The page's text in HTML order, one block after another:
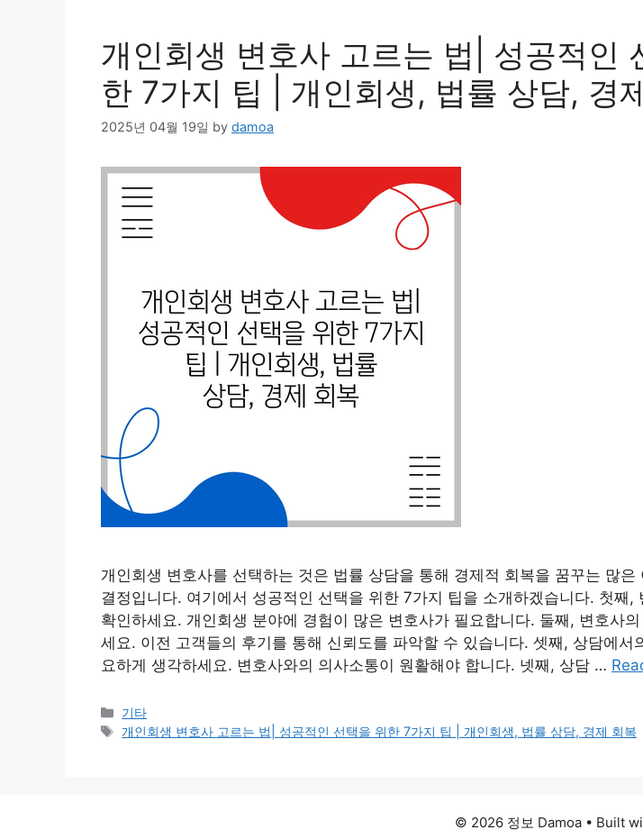
개인회생 변호사 고르는 법| 성공적인
한 7가지 팁 | 개인회생, 법률 상담, 경
2025년 04월 19일 by damoa
개인회생 변호사를 선택하는 것은 법률 상담을 통해 경제적 회복을 꿈꾸는 많은
결정입니다. 여기에서 성공적인 선택을 위한 7가지 팁을 소개하겠습니다. 첫째,
확인하세요. 개인회생 분야에 경험이 많은 변호사가 필요합니다. 둘째, 변호사
세요. 이전 고객들의 후기를 통해 신뢰도를 파악할 수 있습니다. 셋째, 상담에서
요하게 생각하세요. 변호사와의 의사소통이 원활해야 합니다. 넷째, 상담 …
Categories
기타
Tags
개인회생 변호사 고르는 법| 성공적인 선택을 위한 7가지 팁 | 개인회생, 법률 상담, 경제 회복
© 2026 정보 Damoa • Built